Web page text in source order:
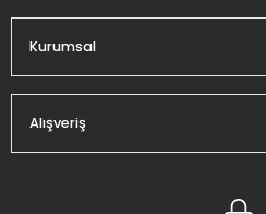
Kurumsal
Alışveriş